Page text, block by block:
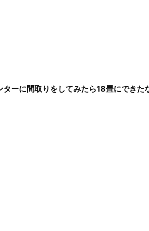
ーに間取りをしてみたら18畳にできた